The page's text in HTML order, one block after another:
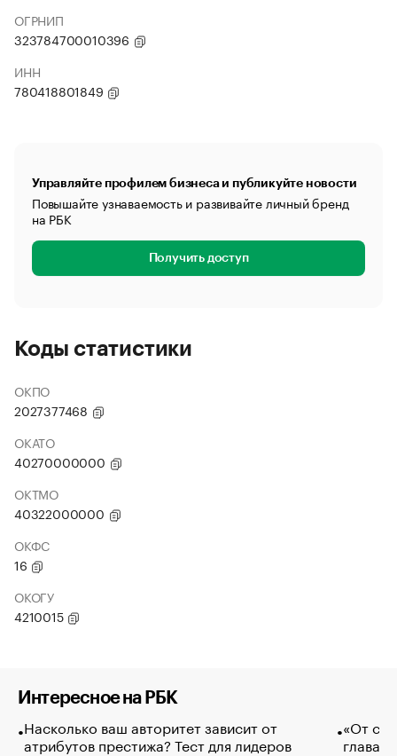
ОГРНИП
323784700010396
ИНН
780418801849
Управляйте профилем бизнеса и публикуйте новости
Повышайте узнаваемость и развивайте личный бренд
на РБК
Получить доступ
Коды статистики
ОКПО
2027377468
ОКАТО
40270000000
ОКТМО
40322000000
ОКФС
16
ОКОГУ
4210015
Интересное на РБК
Насколько ваш авторитет зависит от
атрибутов престижа? Тест для лидеров
«От
глава